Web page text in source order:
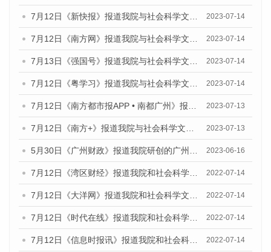
7月12日《新快报》报道我院与社会科学文献出版社联合发布的《广州蓝皮书：广州经济发展报告（2023）》的媒体文章 2023-07-14
7月12日《南方网》报道我院与社会科学文献出版社联合发布了《广州蓝皮书：广州经济发展报告（2023）》的媒体文章 2023-07-14
7月13日《强国号》报道我院与社会科学文献出版社联合发布了《广州蓝皮书：广州城乡融合发展报告（2023）》的媒体文章 2023-07-14
7月12日《粤学习》报道我院与社会科学文献出版社联合发布的《广州蓝皮书：广州经济发展报告（2023）》媒体文章 2023-07-14
7月12日《南方都市报APP • 南都广州》报道我院与社会科学文献出版社联合发布《广州蓝皮书：广州经济发展报告（2023）》的媒体文章 2023-07-13
7月12日《南方+》报道我院与社会科学文献出版社联合发布的《广州蓝皮书：广州经济发展报告（2023）》的媒体文章 2023-07-13
5月30日《广州财政》报道我院研创的广州蓝皮书系列斩获全国第十三届优秀皮书奖3项大奖的媒体文章 2023-06-16
7月12日《湾区财经》报道我院和社会科学文献出版社联合发布的《广州蓝皮书：广州数字经济发展报告（2022）》的媒体文章 2022-07-14
7月12日《大洋网》报道我院和社会科学文献出版社联合发布的《广州蓝皮书：广州数字经济发展报告（2022）》的媒体文章 2022-07-14
7月12日《时代在线》报道我院和社会科学文献出版社联合发布的《广州蓝皮书：广州数字经济发展报告（2022）》的媒体文章 2022-07-14
7月12日《信息时报讯》报道我院和社会科学文献出版社联合发布的《广州蓝皮书：广州数字经济发展报告（2022）》的媒体文章 2022-07-14